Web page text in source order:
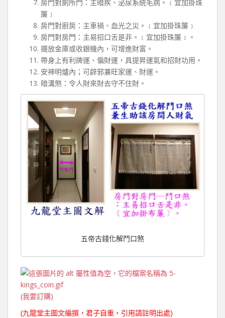
房門對廁所門：主暗疾、泌尿系統毛病。﹝宜加掛珠
簾﹞
房門對廚房：主車禍、血光之災。﹝宜加掛珠簾﹞
房門對房門：主易招口舌是非。﹝宜加掛珠簾﹞。
擺放金庫或收銀機內，可增進財富。
帶身上有利牌運、偏財運，具提昇運氣和招財功用。
安神明爐內；可辟邪兼旺家運、財運。
暗溝煞：令人財來財去守不住財。
五帝古錢化解鬥口煞
(我要訂購)
(九龍堂主圖文編撰，君子自重，引用請註明出處)